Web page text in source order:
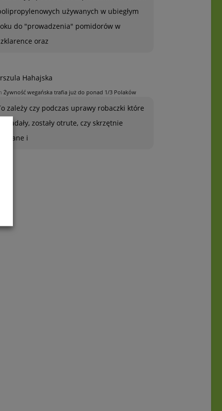
używanych w ubiegłym
do "prowadzenia" pomidorów w
oraz
Hahajska
Żywność wegańska trafia już do ponad 1/3 Polaków
zależy czy podczas uprawy robaczki które
zjadały, zostały otrute, czy skrzętnie
i